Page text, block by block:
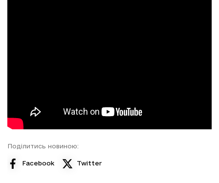
Поділитись новиною:
Facebook Twitter